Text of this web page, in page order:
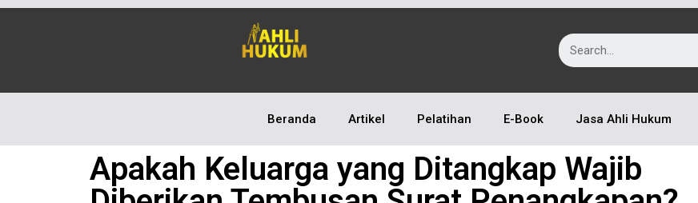
Beranda Artikel Pelatihan E-Book Jasa Ahli Hukum
Apakah Keluarga yang Ditangkap Wajib